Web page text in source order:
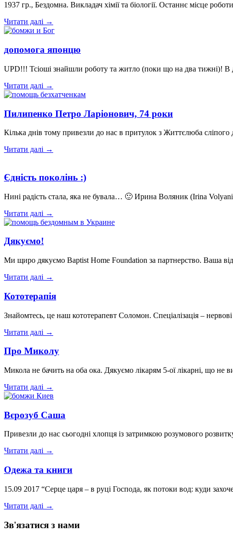
1937 гр., Бездомна. Викладач хімії та біології. Останнє місце
Читати далі →
допомога японцю
UPD!!! Тсіоші знайшли роботу та житло (поки що на два тижні)!
Читати далі →
Пилипенко Петро Ларіонович, 74 роки
Кілька днів тому привезли до нас в притулок з Життєлюба
Читати далі →
Єдність поколінь :)
Нині радість стала, яка не бувала… 🙂 Ирина Воляник (Irina
Читати далі →
Дякуємо!
Ми щиро дякуємо Baptist Home Foundation за партнерство. Ваша
Читати далі →
Кототерапія
Знайомтесь, це наш кототерапевт Соломон. Спеціалізація –
Читати далі →
Про Миколу
Микола не бачить на оба ока. Дякуємо лікарям 5-ої лікарні, що
Читати далі →
Вєрозуб Саша
Привезли до нас сьогодні хлопця із затримкою розумового
Читати далі →
Одежа та книги
15.09 2017 “Серце царя – в руці Господа, як потоки вод: куди
Читати далі →
Зв'язатися з нами